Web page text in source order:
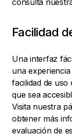
consulta
Facilidad
Una interfaz
una
facilidad de uso
que sea
Visita nuestra
obtener más
evaluación de